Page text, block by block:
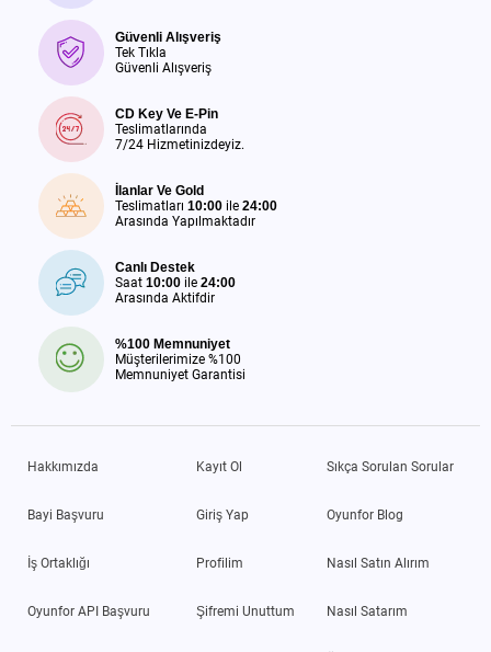
Güvenli Alışveriş
Tek Tıkla
Güvenli Alışveriş
CD Key Ve E-Pin
Teslimatlarında
7/24 Hizmetinizdeyiz.
İlanlar Ve Gold
Teslimatları 10:00 ile 24:00
Arasında Yapılmaktadır
Canlı Destek
Saat 10:00 ile 24:00
Arasında Aktifdir
%100 Memnuniyet
Müşterilerimize %100
Memnuniyet Garantisi
Hakkımızda
Bayi Başvuru
İş Ortaklığı
Oyunfor API Başvuru
Kayıt Ol
Giriş Yap
Profilim
Şifremi Unuttum
Sıkça Sorulan Sorular
Oyunfor Blog
Nasıl Satın Alırım
Nasıl Satarım